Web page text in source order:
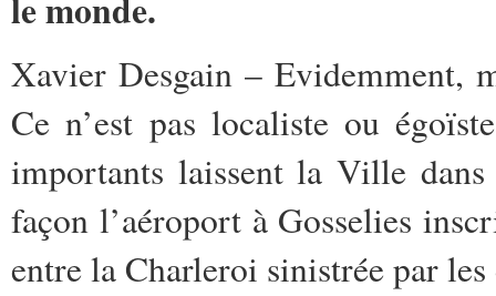
Xavier Desgain – Evidemment,
Ce n’est pas localiste ou
importants laissent la Ville
façon l’aéroport à Gosselies
entre la Charleroi sinistrée par